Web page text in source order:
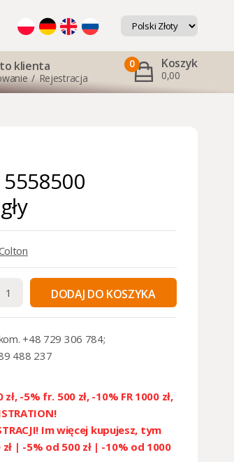
klienta
/ Rejestracja
0 Koszyk
0,00
DODAJ DO KOSZYKA
+48 729 306 784;
488 237
-5% fr. 500 zł, -10% FR 1000 zł,
Im więcej kupujesz, tym
| -5% od 500 zł | -10% od 1000